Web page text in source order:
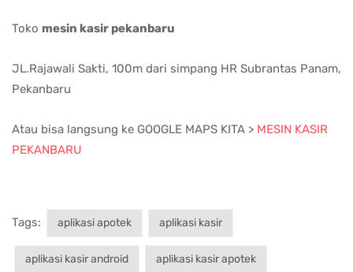
Toko mesin kasir pekanbaru
JL.Rajawali Sakti, 100m dari simpang HR Subrantas Panam,
Pekanbaru
Atau bisa langsung ke GOOGLE MAPS KITA > MESIN KASIR
PEKANBARU
Tags: aplikasi apotek aplikasi kasir
aplikasi kasir android aplikasi kasir apotek